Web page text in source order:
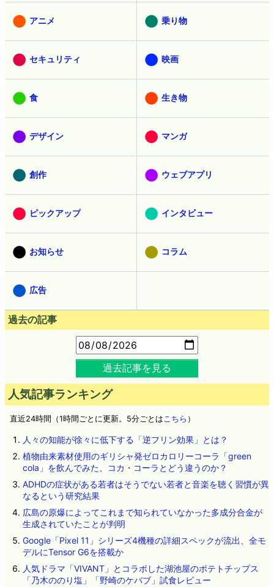
アニメ 乗り物
セキュリティ 映画
食 生き物
デザイン マンガ
創作 ウェブアプリ
ピックアップ インタビュー
お知らせ コラム
広告
過去の記事
過去記事を見る
人気記事ランキング
直近24時間（1時間ごとに更新。5分ごとは こちら ）
人々の知能が徐々に低下する「逆フリン効果」とは？
植物由来素材使用のギリシャ発ゼロカロリーコーラ「green
cola」を飲んでみた、コカ・コーラとどう違うのか？
ADHDの症状がある若者はそうでない若者と音楽を聴く習慣が異
なるという研究結果
広島の原爆によってこれまで知られていなかった多成分合金が
生成されていたことが判明
Google「Pixel 11」シリーズ4機種の詳細スペックが流出、全モ
デルにTensor G6を搭載か
人気ドラマ「VIVANT」とコラボした湖池屋のポテトチップス
「乃木ののり塩」「野崎のケバブ」試食レビュー